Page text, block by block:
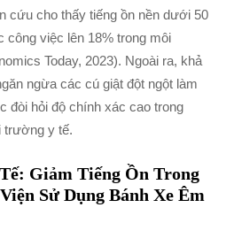
cứu cho thấy tiếng ồn nền dưới 50
công việc lên 18% trong môi
Today, 2023). Ngoài ra, khả
ngừa các cú giật đột ngột làm
đòi hỏi độ chính xác cao trong
trường y tế.
Giảm Tiếng Ồn Trong
Sử Dụng Bánh Xe Êm